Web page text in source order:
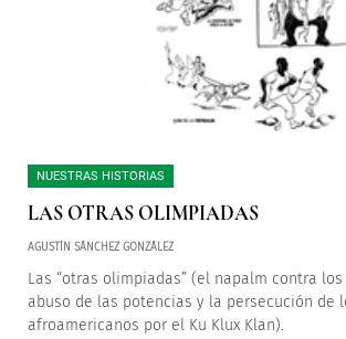
NUESTRAS HISTORIAS
LAS OTRAS OLIMPIADAS
AGUSTÍN SÁNCHEZ GONZÁLEZ
Las “otras olimpiadas” (el napalm contra
abuso de las potencias y la persecución de
afroamericanos por el Ku Klux Klan).